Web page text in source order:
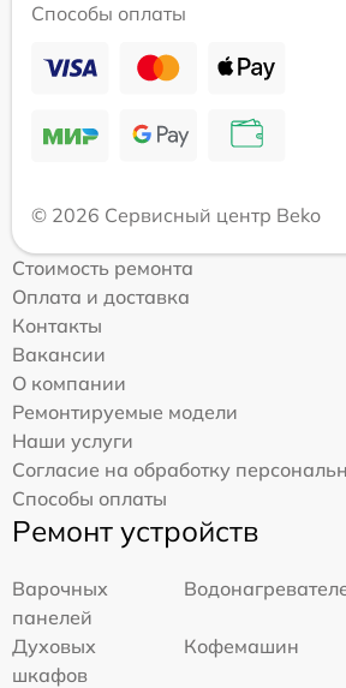
Способы оплаты
© 2026 Сервисный центр Beko
Стоимость ремонта
Оплата и доставка
Контакты
Вакансии
О компании
Ремонтируемые модели
Наши услуги
Согласие на обработку
Способы оплаты
Ремонт устройств
Варочных
панелей
Духовых
шкафов
Кофемашин